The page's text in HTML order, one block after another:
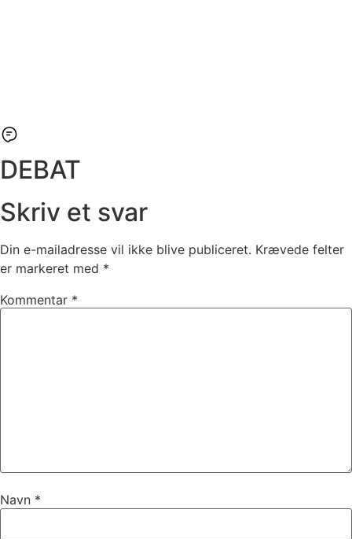
DEBAT
Skriv et svar
Din e-mailadresse vil ikke blive publiceret. Krævede felter
er markeret med *
Kommentar *
Navn *